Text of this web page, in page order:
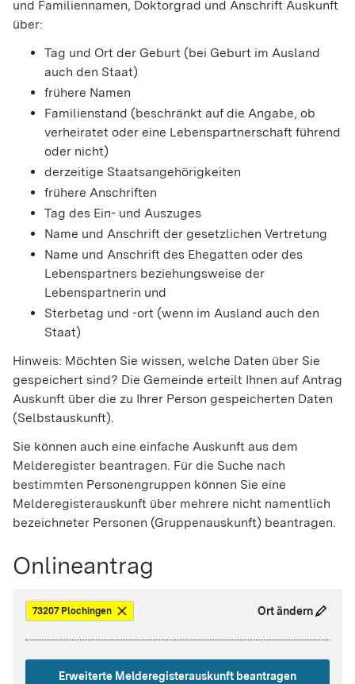
und Familiennamen, Doktorgrad und Anschrift Auskunft
über:
Tag und Ort der Geburt (bei Geburt im Ausland
auch den Staat)
frühere Namen
Familienstand (beschränkt auf die Angabe, ob
verheiratet oder eine Lebenspartnerschaft führend
oder nicht)
derzeitige Staatsangehörigkeiten
frühere Anschriften
Tag des Ein- und Auszuges
Name und Anschrift der gesetzlichen Vertretung
Name und Anschrift des Ehegatten oder des
Lebenspartners beziehungsweise der
Lebenspartnerin und
Sterbetag und -ort (wenn im Ausland auch den
Staat)
Hinweis: Möchten Sie wissen, welche Daten über Sie
gespeichert sind? Die Gemeinde erteilt Ihnen auf Antrag
Auskunft über die zu Ihrer Person gespeicherten Daten
(Selbstauskunft).
Sie können auch eine einfache Auskunft aus dem
Melderegister beantragen. Für die Suche nach
bestimmten Personengruppen können Sie eine
Melderegisterauskunft über mehrere nicht namentlich
bezeichneter Personen (Gruppenauskunft) beantragen.
Onlineantrag
73207 Plochingen Ort ändern
Erweiterte Melderegisterauskunft beantragen